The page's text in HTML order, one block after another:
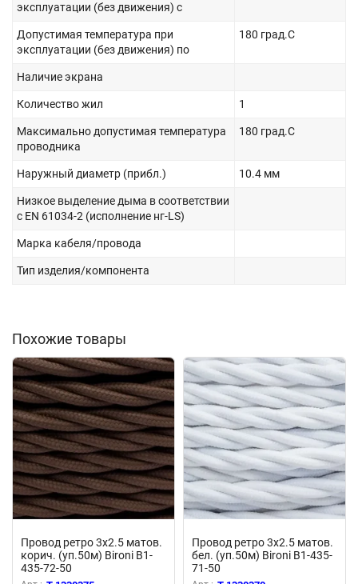
эксплуатации (без движения) с
Допустимая температура при
эксплуатации (без движения) по
180 град.C
Наличие экрана
Количество жил 1
Максимально допустимая температура
проводника
180 град.C
Наружный диаметр (прибл.) 10.4 мм
Низкое выделение дыма в соответствии
с EN 61034-2 (исполнение нг-LS)
Марка кабеля/провода
Тип изделия/компонента
Похожие товары
Провод ретро 3х2.5 матов.
корич. (уп.50м) Bironi B1-
435-72-50
Провод ретро 3х2.5 матов.
бел. (уп.50м) Bironi B1-435-
71-50